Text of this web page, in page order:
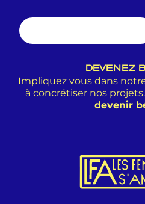
DEVENEZ
Impliquez vous dans
à concrétiser nos projets.
devenir